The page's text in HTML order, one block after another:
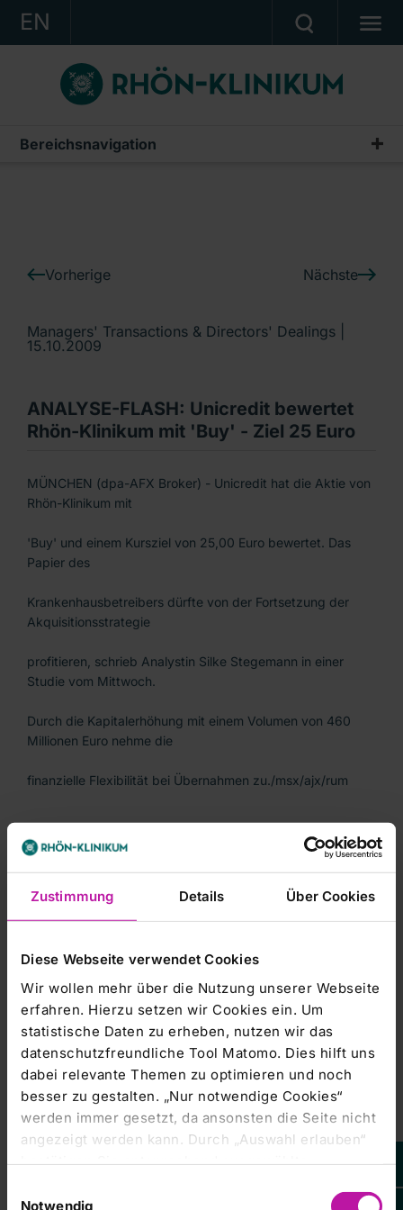
Zustimmung Details Über Cookies
Diese Webseite verwendet Cookies
Wir wollen mehr über die Nutzung unserer Webseite
erfahren. Hierzu setzen wir Cookies ein. Um
statistische Daten zu erheben, nutzen wir das
datenschutzfreundliche Tool Matomo. Dies hilft uns
dabei relevante Themen zu optimieren und noch
besser zu gestalten. „Nur notwendige Cookies“
werden immer gesetzt, da ansonsten die Seite nicht
angezeigt werden kann. Durch „Auswahl erlauben“
bestätigen Sie entsprechend ausgewählte
erlauben Sie alle eingesetzten Cookies. Sie können
Notwendig
EN
KONZERN
KLINIKEN
KARRIERE
Ein Unternehmen der RHÖN-KLINIKUM AG
Bereichsnavigation
IR-News
Vorherige Nächste
Managers' Transactions & Directors' Dealings |
15.10.2009
ANALYSE-FLASH: Unicredit bewertet
Rhön-Klinikum mit 'Buy' - Ziel 25 Euro
MÜNCHEN (dpa-AFX Broker) - Unicredit hat die Aktie von
Rhön-Klinikum mit
'Buy' und einem Kursziel von 25,00 Euro bewertet. Das
Papier des
Krankenhausbetreibers dürfte von der Fortsetzung der
Akquisitionsstrategie
profitieren, schrieb Analystin Silke Stegemann in einer
Studie vom Mittwoch.
Durch die Kapitalerhöhung mit einem Volumen von 460
Millionen Euro nehme die
finanzielle Flexibilität bei Übernahmen zu./msx/ajx/rum
-----------------------
Leider steht
Ihnen dieser
Group AG
Verfügung.